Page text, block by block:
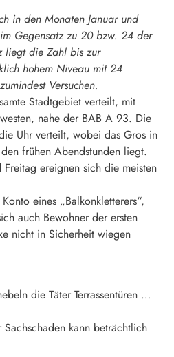
in den Monaten Januar und
Gegensatz zu 20 bzw. 24 der
liegt die Zahl bis zur
hohem Niveau mit 24
Versuchen.
Stadtgebiet verteilt, mit
nahe der BAB A 93. Die
Uhr verteilt, wobei das Gros in
frühen Abendstunden liegt.
ereignen sich die meisten
eines „Balkonkletterers“,
auch Bewohner der ersten
nicht in Sicherheit wiegen
die Täter Terrassentüren …
kann beträchtlich